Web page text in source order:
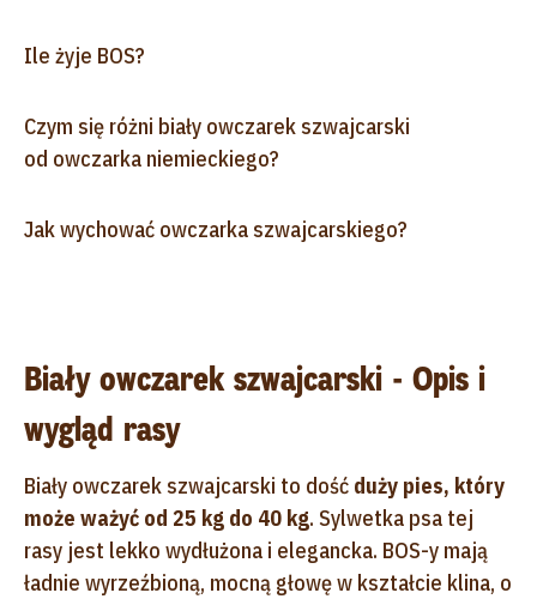
Ile żyje BOS?
Czym się różni biały owczarek szwajcarski
od owczarka niemieckiego?
Jak wychować owczarka szwajcarskiego?
Biały owczarek szwajcarski - Opis i
wygląd rasy
Biały owczarek szwajcarski to dość duży pies, który
może ważyć od 25 kg do 40 kg. Sylwetka psa tej
rasy jest lekko wydłużona i elegancka. BOS-y mają
ładnie wyrzeźbioną, mocną głowę w kształcie klina, o